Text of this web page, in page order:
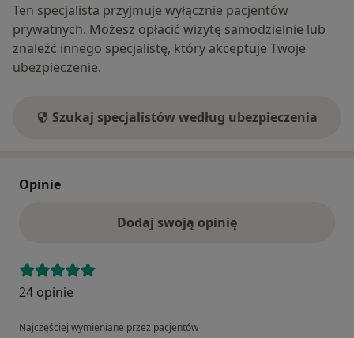
Ten specjalista przyjmuje wyłącznie pacjentów
prywatnych. Możesz opłacić wizytę samodzielnie lub
znaleźć innego specjalistę, który akceptuje Twoje
ubezpieczenie.
Szukaj specjalistów według ubezpieczenia
Opinie
Dodaj swoją opinię
24 opinie
Najczęściej wymieniane przez pacjentów